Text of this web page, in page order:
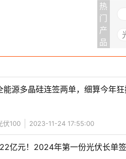
热
门
产
品
能源多晶硅连签两单，细算今年
伏100 2023-11-24 17:55:00
亿元！2024年第一份光伏长单